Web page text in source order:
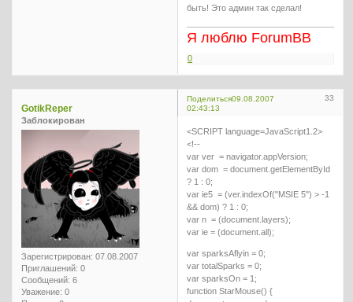
быть! Это админ так сделал!
Я люблю ForumBB
0
Поделиться 33
09.08.2007
02:43:13
GotikReper
Заблокирован
Зарегистрирован: 07.08.2007
Приглашений: 0
Сообщений: 6
Уважение: 0
<SCRIPT language=JavaScript1.2>
<!--
var ver = navigator.appVersion;
var dom = document.getElementById
? 1 : 0;
var ie5 = (ver.indexOf("MSIE 5") > -1
&& dom) ? 1 : 0;
var n = (document.layers);
var ie = (document.all);
var sparksAflyin = 0;
var totalSparks = 0;
var sparksOn = 1;
function StarMouse() {